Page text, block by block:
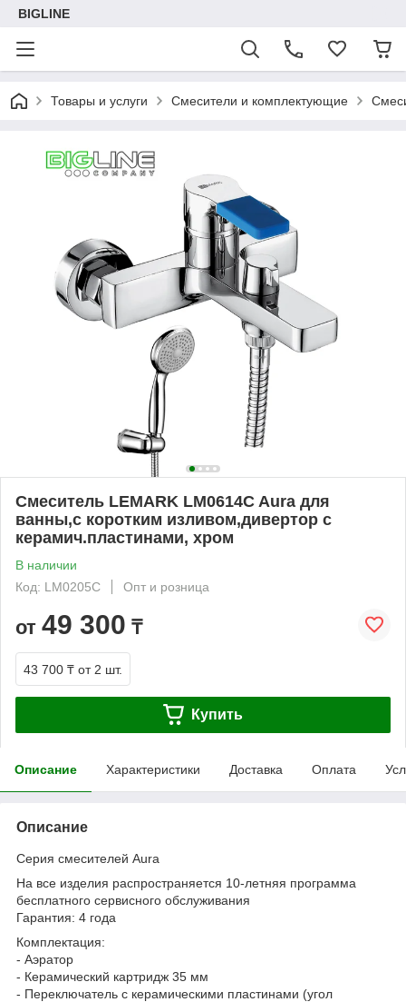
BIGLINE
Товары и услуги Смесители и комплектующие
Смеситель LEMARK LM0614C Aura для
ванны,с коротким изливом,дивертор с
керамич.пластинами, хром
В наличии
Код: LM0205C
Опт и розница
от 49 300 ₸
43 700 ₸ от 2 шт.
Купить
Описание Характеристики Доставка Оплата
Описание
Серия смесителей Aura
На все изделия распространяется 10-летняя программа
бесплатного сервисного обслуживания
Гарантия: 4 года
Комплектация:
- Аэратор
- Керамический картридж 35 мм
- Переключатель с керамическими пластинами (угол